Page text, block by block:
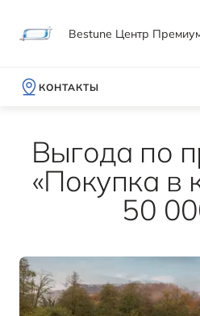
Bestune Центр
Записаться на тест-драйв
Гарантия
МИР
История компании
КОНТАКТЫ
Выгода по
«Покупка в
50